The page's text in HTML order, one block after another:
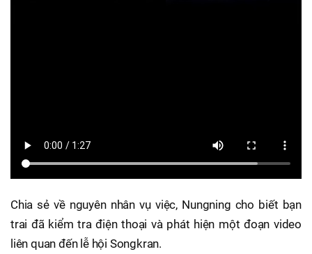
Chia sẻ về nguyên nhân vụ việc, Nungning cho biết bạn
trai đã kiểm tra điện thoại và phát hiện một đoạn video
liên quan đến lễ hội Songkran.